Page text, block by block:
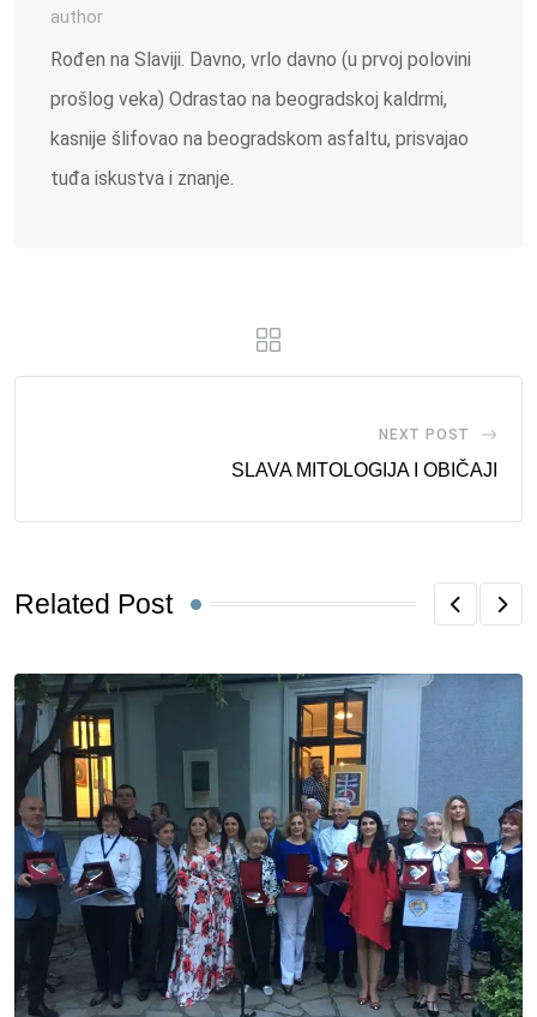
author
Rođen na Slaviji. Davno, vrlo davno (u prvoj polovini
prošlog veka) Odrastao na beogradskoj kaldrmi,
kasnije šlifovao na beogradskom asfaltu, prisvajao
tuđa iskustva i znanje.
NEXT POST
SLAVA MITOLOGIJA I OBIČAJI
Related Post